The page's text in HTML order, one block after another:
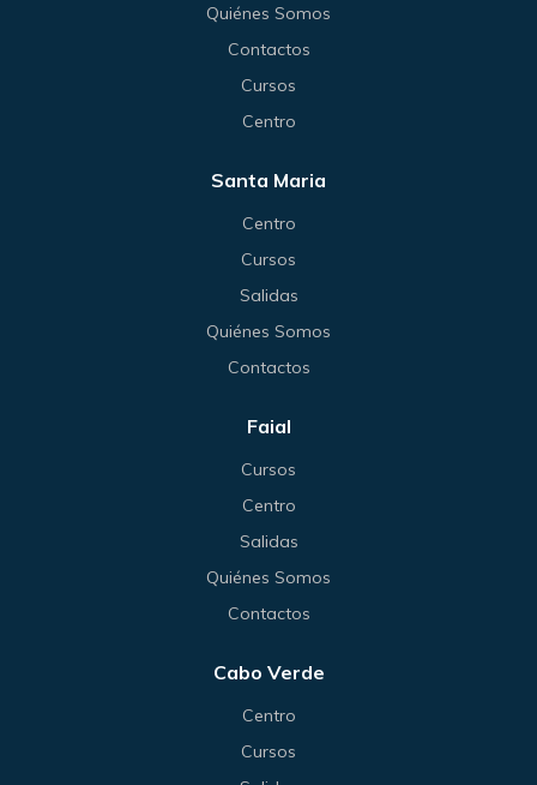
Quiénes Somos
Contactos
Cursos
Centro
Santa Maria
Centro
Cursos
Salidas
Quiénes Somos
Contactos
Faial
Cursos
Centro
Salidas
Quiénes Somos
Contactos
Cabo Verde
Centro
Cursos